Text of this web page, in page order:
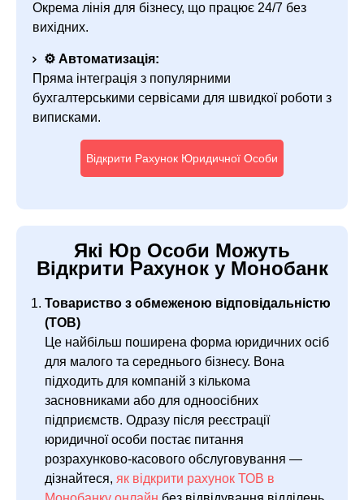
Окрема лінія для бізнесу, що працює 24/7 без
вихідних.
⚙️ Автоматизація:
Пряма інтеграція з популярними
бухгалтерськими сервісами для швидкої роботи з
виписками.
Відкрити Рахунок Юридичної Особи
Які Юр Особи Можуть
Відкрити Рахунок у Монобанк
Товариство з обмеженою відповідальністю
(ТОВ)
Це найбільш поширена форма юридичних осіб
для малого та середнього бізнесу. Вона
підходить для компаній з кількома
засновниками або для одноосібних
підприємств. Одразу після реєстрації
юридичної особи постає питання
розрахунково-касового обслуговування —
дізнайтеся, як відкрити рахунок ТОВ в